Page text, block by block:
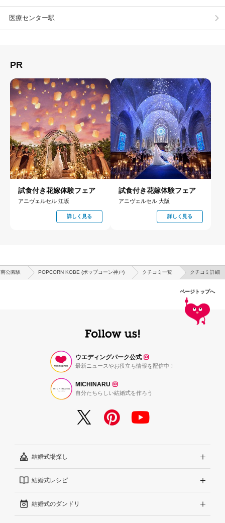
医療センター駅
PR
試食付き花嫁体験フェア
アニヴェルセル 江坂
詳しく見る
試食付き花嫁体験フェア
アニヴェルセル 大阪
詳しく見る
南公園駅 POPCORN KOBE (ポップコーン神戸) クチコミ一覧 クチコミ詳細
ページトップへ
ウエディングパーク公式
最新ニュースやお役立ち情報を配信中！
MICHINARU
自分たちらしい結婚式を作ろう
結婚式場探し
エリアから探す
こだわりから探す
結婚式レシピ
結婚式準備レポート『ハナレポ』
結婚式のダンドリ